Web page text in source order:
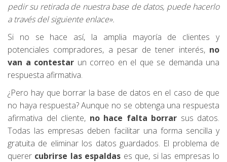
pedir su retirada de nuestra base de datos, puede hacerlo
a través del siguiente enlace».
Si no se hace así, la amplia mayoría de clientes y
potenciales compradores, a pesar de tener interés, no
van a contestar un correo en el que se demanda una
respuesta afirmativa.
¿Pero hay que borrar la base de datos en el caso de que
no haya respuesta? Aunque no se obtenga una respuesta
afirmativa del cliente, no hace falta borrar sus datos.
Todas las empresas deben facilitar una forma sencilla y
gratuita de eliminar los datos guardados. El problema de
querer cubrirse las espaldas es que, si las empresas lo